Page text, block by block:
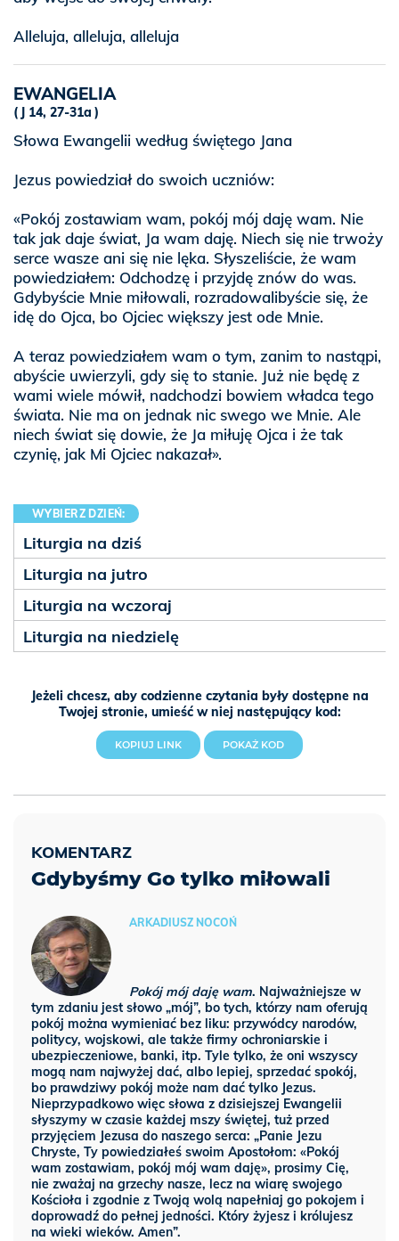
Alleluja, alleluja, alleluja
EWANGELIA
J 14, 27-31a
Słowa Ewangelii według świętego Jana
Jezus powiedział do swoich uczniów:
«Pokój zostawiam wam, pokój mój daję wam. Nie
tak jak daje świat, Ja wam daję. Niech się nie trwoży
serce wasze ani się nie lęka. Słyszeliście, że wam
powiedziałem: Odchodzę i przyjdę znów do was.
Gdybyście Mnie miłowali, rozradowalibyście się, że
idę do Ojca, bo Ojciec większy jest ode Mnie.
A teraz powiedziałem wam o tym, zanim to nastąpi,
abyście uwierzyli, gdy się to stanie. Już nie będę z
wami wiele mówił, nadchodzi bowiem władca tego
świata. Nie ma on jednak nic swego we Mnie. Ale
niech świat się dowie, że Ja miłuję Ojca i że tak
czynię, jak Mi Ojciec nakazał».
Jeżeli chcesz, aby codzienne czytania były dostępne na
Twojej stronie, umieść w niej następujący kod:
KOPIUJ LINK POKAŻ KOD
WYBIERZ DZIEŃ:
Liturgia na dziś
Liturgia na jutro
Liturgia na wczoraj
Liturgia na niedzielę
Gdybyśmy Go tylko miłowali
ARKADIUSZ NOCOŃ
Pokój mój daję wam. Najważniejsze w
tym zdaniu jest słowo „mój”, bo tych, którzy nam oferują
pokój można wymieniać bez liku: przywódcy narodów,
politycy, wojskowi, ale także firmy ochroniarskie i
ubezpieczeniowe, banki, itp. Tyle tylko, że oni wszyscy
mogą nam najwyżej dać, albo lepiej, sprzedać spokój,
bo prawdziwy pokój może nam dać tylko Jezus.
Nieprzypadkowo więc słowa z dzisiejszej Ewangelii
słyszymy w czasie każdej mszy świętej, tuż przed
przyjęciem Jezusa do naszego serca: „Panie Jezu
Chryste, Ty powiedziałeś swoim Apostołom: «Pokój
wam zostawiam, pokój mój wam daję», prosimy Cię,
nie zważaj na grzechy nasze, lecz na wiarę swojego
Kościoła i zgodnie z Twoją wolą napełniaj go pokojem i
doprowadź do pełnej jedności. Który żyjesz i królujesz
na wieki wieków. Amen”.